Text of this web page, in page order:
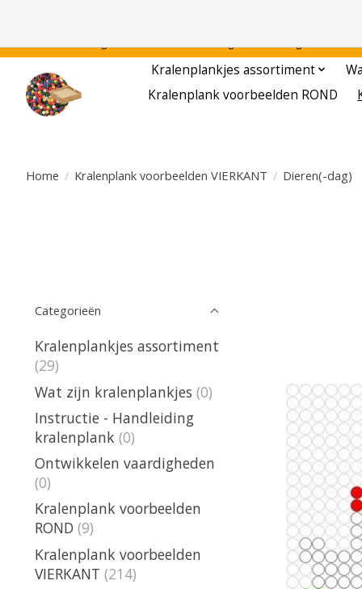
Kralenplankjes assortiment
Kralenplank voorbeelden ROND
Home / Kralenplank voorbeelden VIERKANT / Dieren(-dag)
Categorieën
Kralenplankjes assortiment
(29)
Wat zijn kralenplankjes (0)
Instructie - Handleiding
kralenplank (0)
Ontwikkelen vaardigheden
(0)
Kralenplank voorbeelden
ROND (9)
Kralenplank voorbeelden
VIERKANT (214)